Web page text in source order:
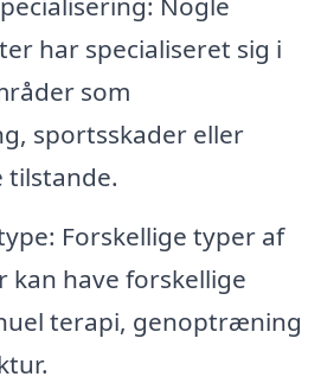
har specialiseret sig i
som
sportsskader eller
tilstande.
Forskellige typer af
kan have forskellige
terapi, genoptræning